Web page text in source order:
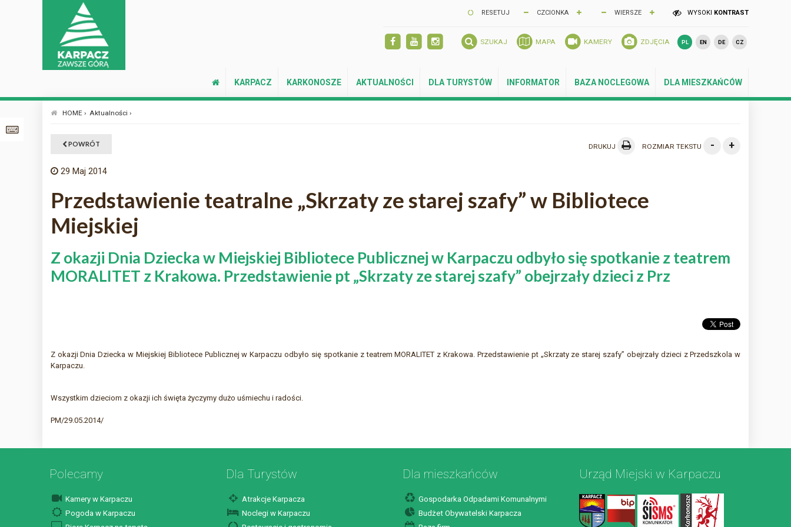
RESETUJ CZCIONKA WIERSZE WYSOKI KONTRAST
SZUKAJ MAPA KAMERY ZDJĘCIA PL EN DE CZ
KARPACZ KARKONOSZE AKTUALNOŚCI DLA TURYSTÓW INFORMATOR BAZA NOCLEGOWA DLA MIESZKAŃCÓW
HOME › Aktualności ›
POWRÓT DRUKUJ ROZMIAR TEKSTU - +
29 Maj 2014
Przedstawienie teatralne „Skrzaty ze starej szafy” w Bibliotece
Miejskiej
Z okazji Dnia Dziecka w Miejskiej Bibliotece Publicznej w Karpaczu odbyło się spotkanie z teatrem
MORALITET z Krakowa. Przedstawienie pt „Skrzaty ze starej szafy” obejrzały dzieci z Prz
Z okazji Dnia Dziecka w Miejskiej Bibliotece Publicznej w Karpaczu odbyło się spotkanie z teatrem MORALITET z Krakowa. Przedstawienie pt „Skrzaty ze starej szafy” obejrzały dzieci z Przedszkola w
Karpaczu.
Wszystkim dzieciom z okazji ich święta życzymy dużo uśmiechu i radości.
PM/29.05.2014/
Polecamy
Kamery w Karpaczu
Pogoda w Karpaczu
Dla Turystów
Atrakcje Karpacza
Noclegi w Karpaczu
Dla mieszkańców
Gospodarka Odpadami Komunalnymi
Budżet Obywatelski Karpacza
Urząd Miejski w Karpaczu